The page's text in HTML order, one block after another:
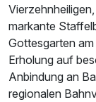
markante
Gottesgarten
Erholung auf
Anbindung an
regionalen